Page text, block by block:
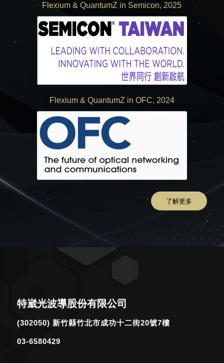
Flexium& QuantumZ in Semicon, 2025
Flexium & QuantumZ in OFC, 2024
了解更多
特崴光波導股份有限公司
(302050) 新竹縣竹北市成功十二街20號7樓
03-6580429